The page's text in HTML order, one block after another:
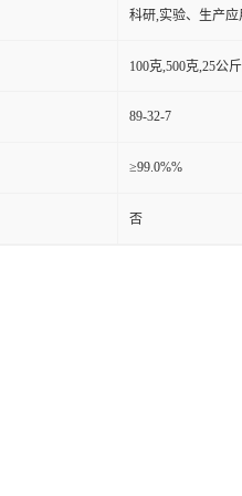
科研,实验、生产应
100克,500克,25公
89-32-7
≥99.0%%
否